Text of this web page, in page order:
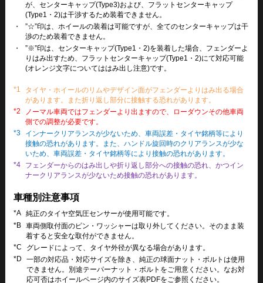
が、センターキャップ(Type3)および、フラットセンターキャップ
(Type1・2)は干渉するため装着できません。
・
”☆”印は、ホイールの装着は可能ですが、全てのセンターキャップは干
渉のため装着できません。
・
”※”印は、センターキャップ(Type1・2)を装着した場合、フェンダーよ
りはみ出すため、フラットセンターキャップ(Type1・2)にて対応可能
(オレンジ文字についてははみ出し注意)です。
*1
タイヤ・ホイールのリムやデザイン面がフェンダーよりはみ出る場合
があります。また折り返し部分に接触する恐れがあります。
*2
ノーマル車両ではフェンダーより出ますので、ローダウンその他車両
側での調整が必要です。
*3
インナークリアランスが少ないため、車両誤差・タイヤ銘柄等により
接触の恐れがあります。また、ハンドル旋回時のクリアランスが少な
いため、車両誤差・タイヤ銘柄等により接触の恐れがあります。
*4
フェンダーからのはみ出しや折り返し部分への接触の恐れ、かつイン
ナークリアランスが少ないため接触の恐れがあります。
車種別注意事項
*A 純正のタイヤ空気圧センサーが使用可能です。
*B 車両側取付面のピン・ワッシャーは取り外してください。そのまま装
着すると安全な取付ができません。
*C
グレードによって、タイヤ外径が異なる場合があります。
*D
一部の対応品・対応サイズを除き、純正の球面ナット・ボルトは使用
できません。別途テーパーナット・ボルトをご用意ください。なお対
応可否はホイールページ内のサイズ表PDFをご参照ください。